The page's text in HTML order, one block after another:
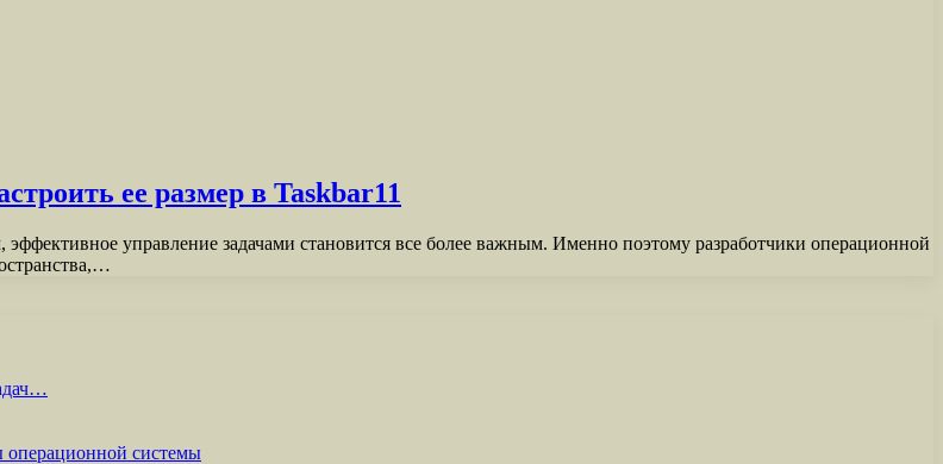
ее размер в Taskbar11
управление задачами становится все более важным. Именно поэтому разработчики операционной
операционной системы